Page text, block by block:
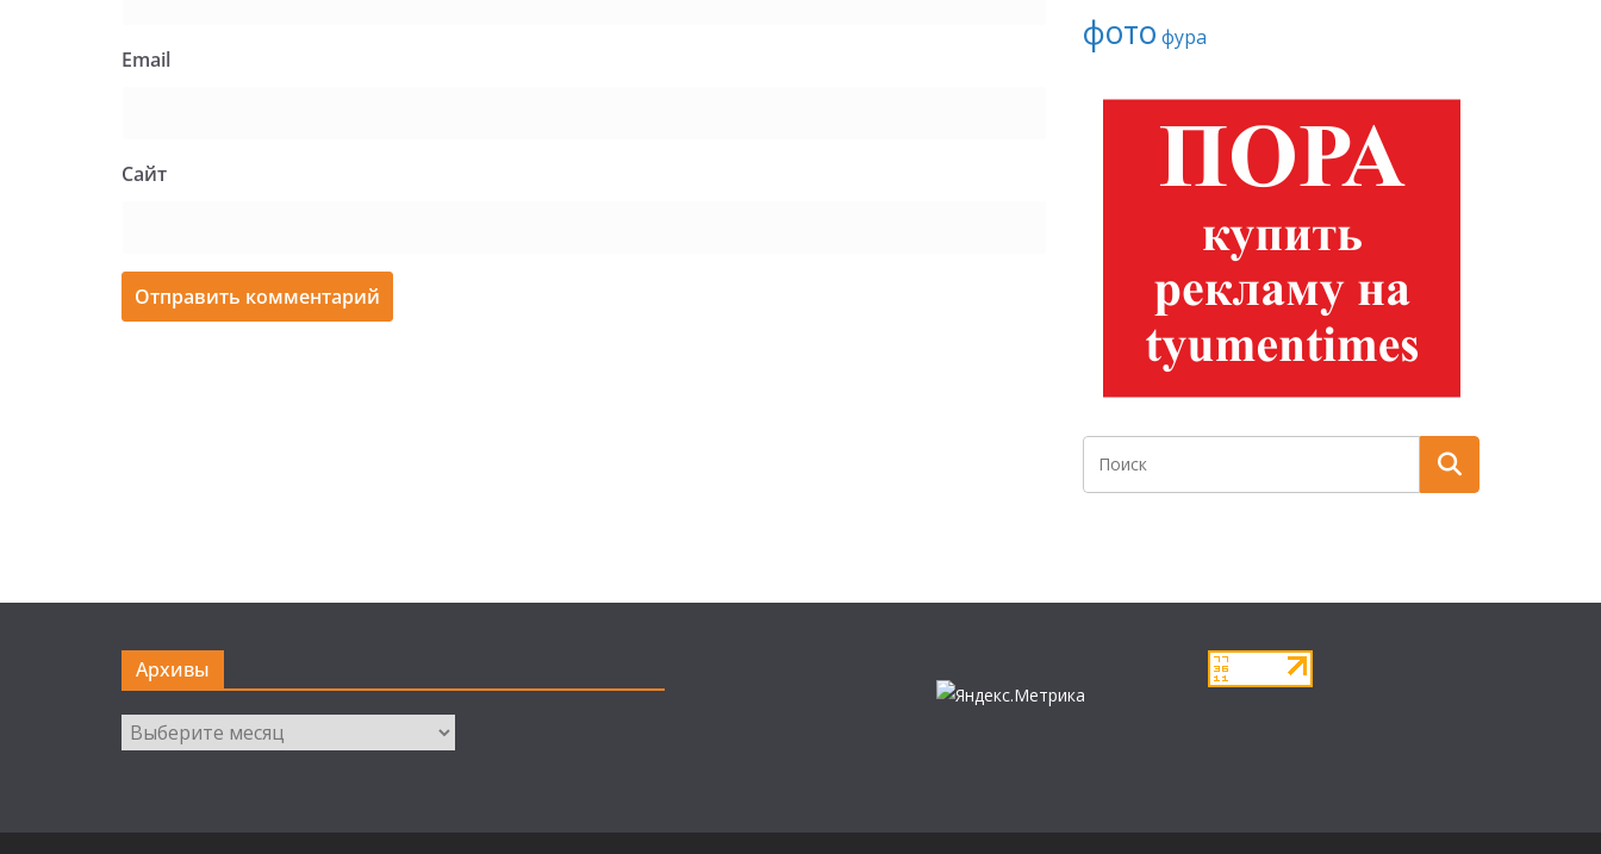
Email
Сайт
фото фура
Архивы
Архивы